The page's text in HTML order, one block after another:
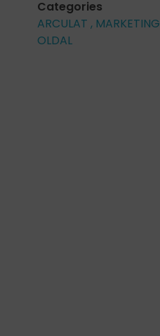
Categories
ARCULAT
MARKETING
OLDAL